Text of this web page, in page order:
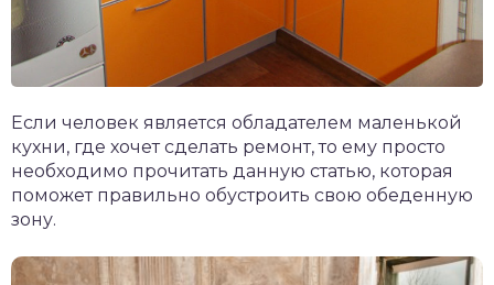
Если человек является обладателем маленькой
кухни, где хочет сделать ремонт, то ему просто
необходимо прочитать данную статью, которая
поможет правильно обустроить свою обеденную
зону.